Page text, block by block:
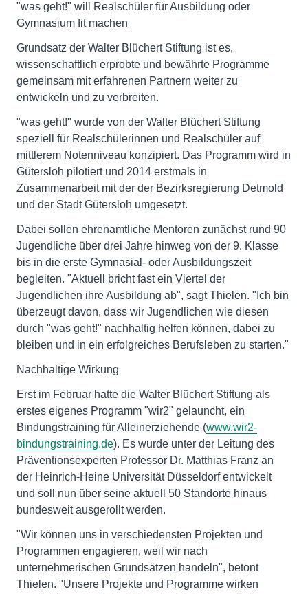
"was geht!" will Realschüler für Ausbildung oder
Gymnasium fit machen
Grundsatz der Walter Blüchert Stiftung ist es,
wissenschaftlich erprobte und bewährte Programme
gemeinsam mit erfahrenen Partnern weiter zu
entwickeln und zu verbreiten.
"was geht!" wurde von der Walter Blüchert Stiftung
speziell für Realschülerinnen und Realschüler auf
mittlerem Notenniveau konzipiert. Das Programm wird in
Gütersloh pilotiert und 2014 erstmals in
Zusammenarbeit mit der der Bezirksregierung Detmold
und der Stadt Gütersloh umgesetzt.
Dabei sollen ehrenamtliche Mentoren zunächst rund 90
Jugendliche über drei Jahre hinweg von der 9. Klasse
bis in die erste Gymnasial- oder Ausbildungszeit
begleiten. "Aktuell bricht fast ein Viertel der
Jugendlichen ihre Ausbildung ab", sagt Thielen. "Ich bin
überzeugt davon, dass wir Jugendlichen wie diesen
durch "was geht!" nachhaltig helfen können, dabei zu
bleiben und in ein erfolgreiches Berufsleben zu starten."
Nachhaltige Wirkung
Erst im Februar hatte die Walter Blüchert Stiftung als
erstes eigenes Programm "wir2" gelauncht, ein
Bindungstraining für Alleinerziehende (www.wir2-
bindungstraining.de). Es wurde unter der Leitung des
Präventionsexperten Professor Dr. Matthias Franz an
der Heinrich-Heine Universität Düsseldorf entwickelt
und soll nun über seine aktuell 50 Standorte hinaus
bundesweit ausgerollt werden.
"Wir können uns in verschiedensten Projekten und
Programmen engagieren, weil wir nach
unternehmerischen Grundsätzen handeln", betont
Thielen. "Unsere Projekte und Programme wirken